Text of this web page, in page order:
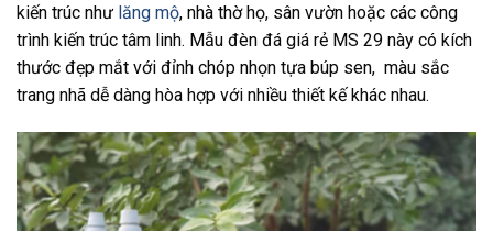
kiến trúc như lăng mộ, nhà thờ họ, sân vườn hoặc các công
trình kiến trúc tâm linh. Mẫu đèn đá giá rẻ MS 29 này có kích
thước đẹp mắt với đỉnh chóp nhọn tựa búp sen, màu sắc
trang nhã dễ dàng hòa hợp với nhiều thiết kế khác nhau.